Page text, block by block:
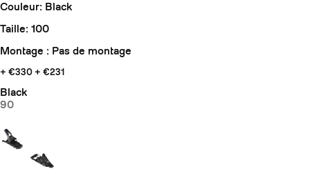
Couleur: Black
Taille: 100
Montage : Pas de montage
+ €330 + €231
Black
90